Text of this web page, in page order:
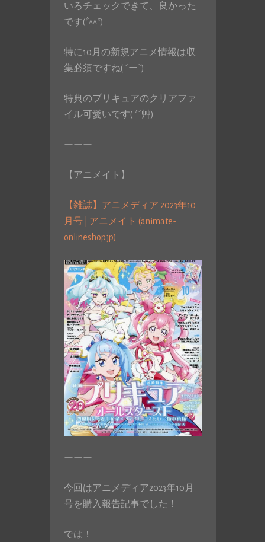
いろチェックできて、良かった
です(*^^*)
特に10月の新規アニメ情報は収
集必須ですね( ´ー`)
特典のプリキュアのクリアファ
イル可愛いです( *´艸)
ーーー
【アニメイト】
【雑誌】アニメディア 2023年10
月号 | アニメイト (animate-
onlineshop.jp)
ーーー
今回はアニメディア2023年10月
号を購入報告記事でした！
では！